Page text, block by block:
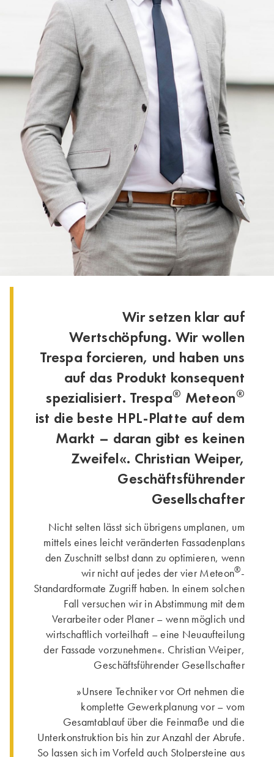
Wir setzen klar auf
Wertschöpfung. Wir wollen
Trespa forcieren, und haben uns
auf das Produkt konsequent
spezialisiert. Trespa® Meteon®
ist die beste HPL-Platte auf dem
Markt – daran gibt es keinen
Zweifel«. Christian Weiper,
Geschäftsführender
Gesellschafter
Nicht selten lässt sich übrigens umplanen, um
mittels eines leicht veränderten Fassadenplans
den Zuschnitt selbst dann zu optimieren, wenn
wir nicht auf jedes der vier Meteon®-
Standardformate Zugriff haben. In einem solchen
Fall versuchen wir in Abstimmung mit dem
Verarbeiter oder Planer – wenn möglich und
wirtschaftlich vorteilhaft – eine Neuaufteilung
der Fassade vorzunehmen«. Christian Weiper,
Geschäftsführender Gesellschafter
»Unsere Techniker vor Ort nehmen die
komplette Gewerkplanung vor – vom
Gesamtablauf über die Feinmaße und die
Unterkonstruktion bis hin zur Anzahl der Abrufe.
So lassen sich im Vorfeld auch Stolpersteine aus